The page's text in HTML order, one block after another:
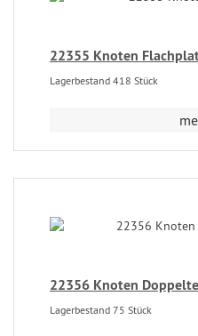
22355 Knoten
Lagerbestand 418 Stück
22356 Knoten
Lagerbestand 75 Stück